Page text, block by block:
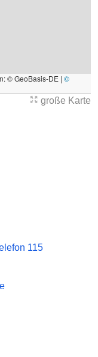
© GeoBasis-DE | ©
große Karte
115